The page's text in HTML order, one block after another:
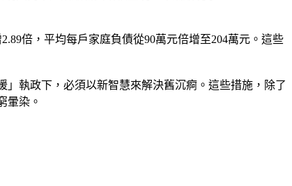
倍，平均每戶家庭負債從90萬元倍增至204萬元。這些
執政下，必須以新智慧來解決舊沉痾。這些措施，除了
暈染。